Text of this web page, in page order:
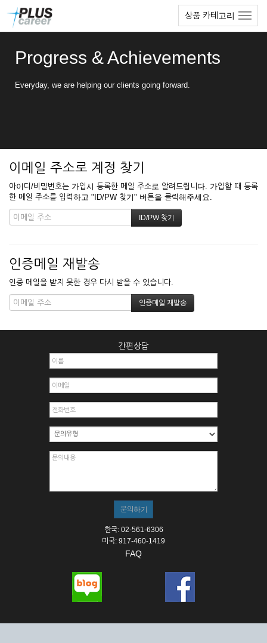
상품 카테고리
Progress & Achievements
Everyday, we are helping our clients going forward.
이메일 주소로 계정 찾기
아이디/비밀번호는 가입시 등록한 메일 주소로 알려드립니다. 가입할 때 등록
한 메일 주소를 입력하고 "ID/PW 찾기" 버튼을 클릭해주세요.
인증메일 재발송
인증 메일을 받지 못한 경우 다시 받을 수 있습니다.
간편상담
한국: 02-561-6306
미국: 917-460-1419
FAQ